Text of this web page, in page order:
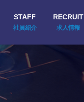
STAFF
社員紹介
RECRUIT
求人情報